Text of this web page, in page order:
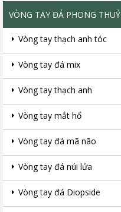
VÒNG TAY ĐÁ PHONG THUỶ
Vòng tay thạch anh tóc
Vòng tay đá mix
Vòng tay thạch anh
Vòng tay mắt hổ
Vòng tay đá mã não
Vòng tay đá núi lửa
Vòng tay đá Diopside